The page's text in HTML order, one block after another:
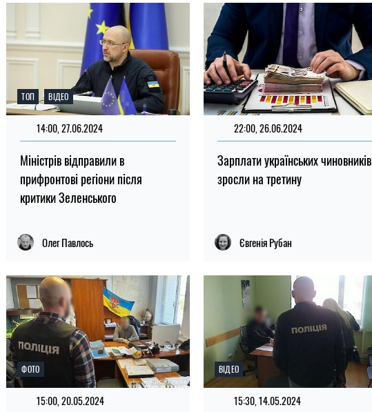
ТОП ВІДЕО
14:00, 27.06.2024
Міністрів відправили в
прифронтові регіони після
критики Зеленського
Олег Павлось
22:00, 26.06.2024
Зарплати українських чиновників
зросли на третину
Євгенія Рубан
ФОТО
15:00, 20.05.2024
ВІДЕО
15:30, 14.05.2024